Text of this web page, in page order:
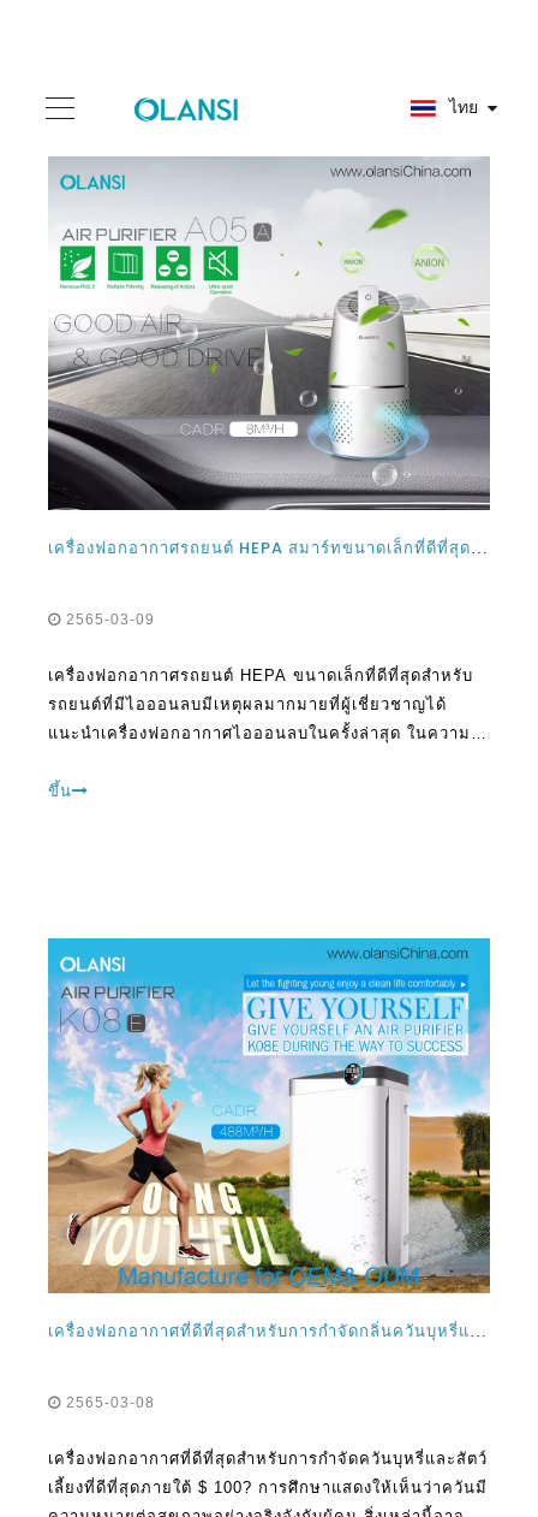
เครื่องฟอกอากาศรถยนต์ HEPA สมาร์ทขนาดเล็กที่ดีที่สุดสำหรับรถยนต์ที่มีไอออนลบ?
2565-03-09
รถยนต์ที่มีไอออนลบมีเหตุผลมากมายที่ผู้เชี่ยวชาญได้
เป็นจริงการพยายามเพิกเฉยต่อผลประโยชน์เหล่านี้สามารถ
กลับมาหลอกหลอนคุณได้ในภายหลัง หากคุณจริงจังกับการ
เอาชนะ
ขึ้น
เครื่องฟอกอากาศที่ดีที่สุดสำหรับการกำจัดกลิ่นควันบุหรี่และสัตว์เลี้ยงภายใต้ $ 100?
2565-03-08
เลี้ยงที่ดีที่สุดภายใต้ $ 100? การศึกษาแสดงให้เห็นว่าควันมี
เป็นโรคปอดโรคหลอดเลือดสมองโรคปอดและมะเร็ง หาก
คุณเป็นผู้สูบบุหรี่มีโอกาสสูงมากที่คุณสามารถประสบ
ขึ้น